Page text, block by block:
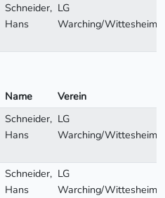
Schneider,
Hans
LG
Warching/Wittesheim
Name Verein
Schneider,
Hans
LG
Warching/Wittesheim
Schneider,
Hans
LG
Warching/Wittesheim